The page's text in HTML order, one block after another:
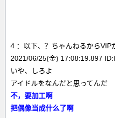
4 ：以下、？ちゃんねるからVIP
2021/06/25(金) 17:08:19.897
いや、しろよ
アイドルをなんだと思ってんだ
不，要加工啊
把偶像当成什么了啊